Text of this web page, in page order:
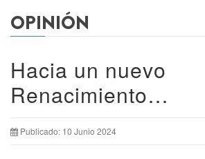
OPINIÓN
Hacia un nuevo
Renacimiento…
Publicado: 10 Junio 2024